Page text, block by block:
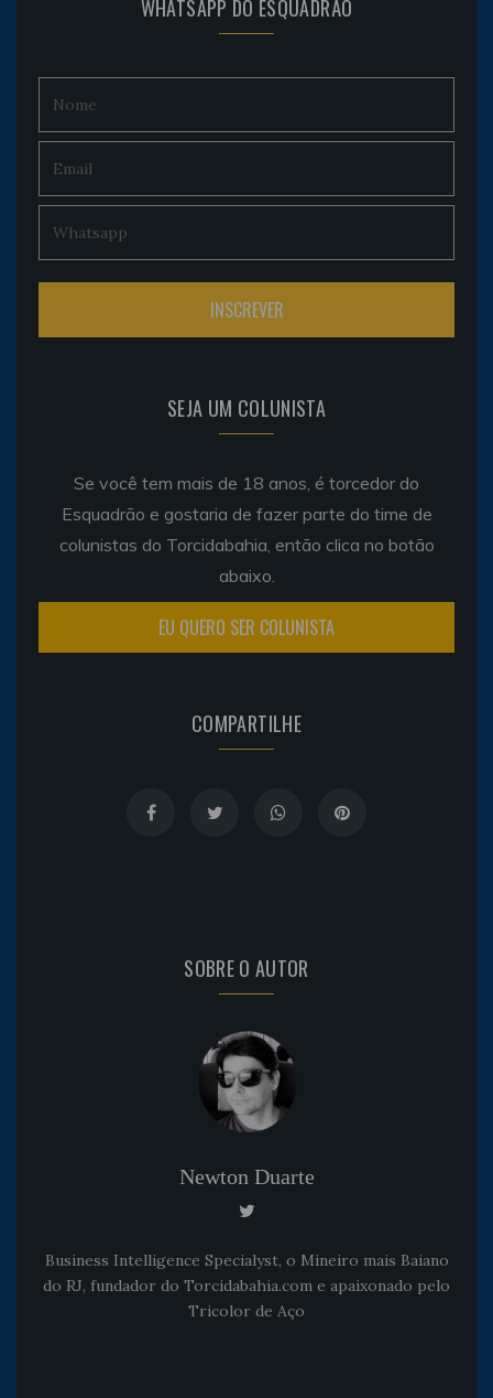
WHATSAPP DO ESQUADRÃO
SEJA UM COLUNISTA
Se você tem mais de 18 anos, é torcedor do
Esquadrão e gostaria de fazer parte do time de
colunistas do Torcidabahia, então clica no botão
abaixo.
EU QUERO SER COLUNISTA
COMPARTILHE
SOBRE O AUTOR
Newton Duarte
Business Intelligence Specialyst, o Mineiro mais Baiano
do RJ, fundador do Torcidabahia.com e apaixonado pelo
Tricolor de Aço